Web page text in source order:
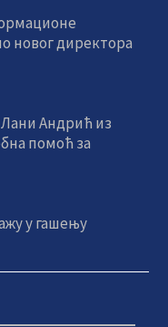
новог директора
Андрић из
помоћ за
у гашењу